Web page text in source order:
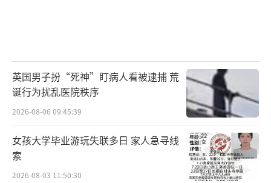
英国男子扮“死神”盯病人看被逮捕 荒
诞行为扰乱医院秩序
2026-08-06 09:45:39
女孩大学毕业游玩失联多日 家人急寻线
索
2026-08-03 11:50:30